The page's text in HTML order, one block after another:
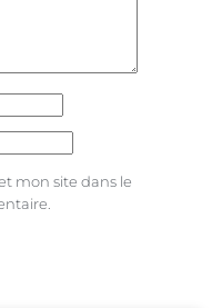
mon site dans le